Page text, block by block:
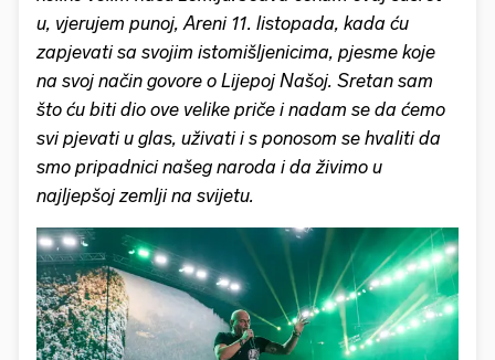
u, vjerujem punoj, Areni 11. listopada, kada ću
zapjevati sa svojim istomišljenicima, pjesme koje
na svoj način govore o Lijepoj Našoj. Sretan sam
što ću biti dio ove velike priče i nadam se da ćemo
svi pjevati u glas, uživati i s ponosom se hvaliti da
smo pripadnici našeg naroda i da živimo u
najljepšoj zemlji na svijetu.